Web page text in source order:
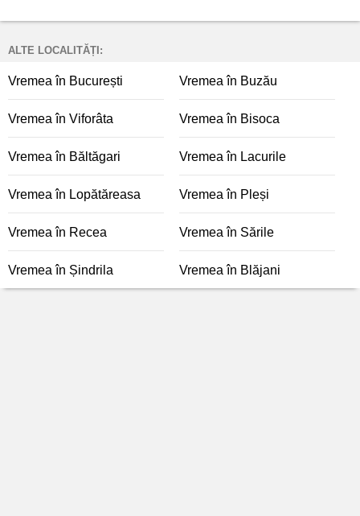
ALTE LOCALITĂȚI:
Vremea în București Vremea în Buzău
Vremea în Viforâta Vremea în Bisoca
Vremea în Băltăgari Vremea în Lacurile
Vremea în Lopătăreasa Vremea în Pleși
Vremea în Recea Vremea în Sările
Vremea în Șindrila Vremea în Blăjani